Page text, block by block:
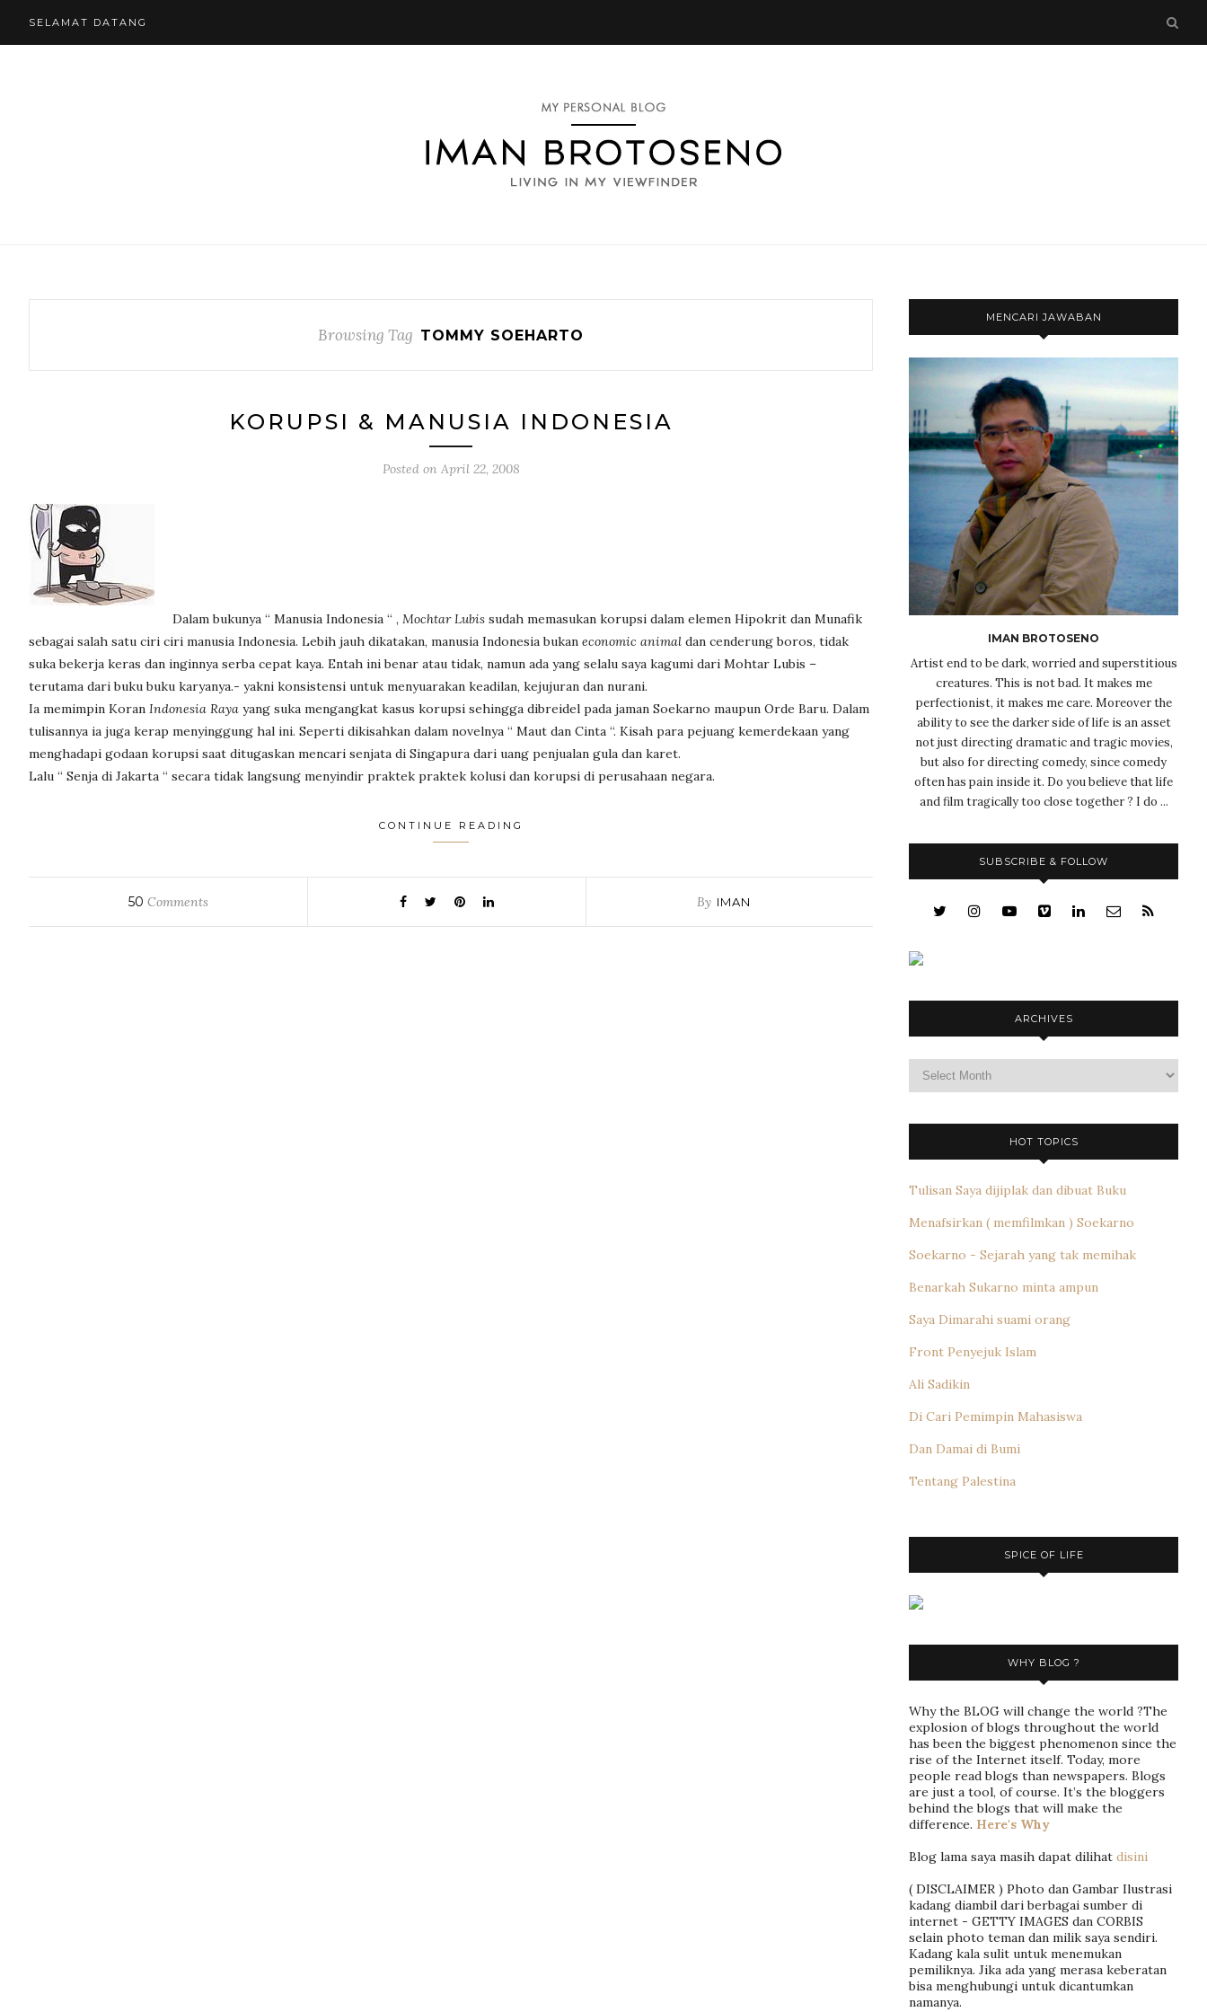
SELAMAT DATANG
Browsing Tag TOMMY SOEHARTO
KORUPSI & MANUSIA INDONESIA
Posted on April 22, 2008
Dalam bukunya “ Manusia Indonesia “ , Mochtar Lubis sudah memasukan korupsi dalam elemen Hipokrit dan Munafik
sebagai salah satu ciri ciri manusia Indonesia. Lebih jauh dikatakan, manusia Indonesia bukan economic animal dan cenderung boros, tidak
suka bekerja keras dan inginnya serba cepat kaya. Entah ini benar atau tidak, namun ada yang selalu saya kagumi dari Mohtar Lubis –
terutama dari buku buku karyanya.- yakni konsistensi untuk menyuarakan keadilan, kejujuran dan nurani.
Ia memimpin Koran Indonesia Raya yang suka mengangkat kasus korupsi sehingga dibreidel pada jaman Soekarno maupun Orde Baru. Dalam
tulisannya ia juga kerap menyinggung hal ini. Seperti dikisahkan dalam novelnya “ Maut dan Cinta “. Kisah para pejuang kemerdekaan yang
menghadapi godaan korupsi saat ditugaskan mencari senjata di Singapura dari uang penjualan gula dan karet.
Lalu “ Senja di Jakarta “ secara tidak langsung menyindir praktek praktek kolusi dan korupsi di perusahaan negara.
CONTINUE READING
50 Comments By IMAN
MENCARI JAWABAN
IMAN BROTOSENO
Artist end to be dark, worried and superstitious
creatures. This is not bad. It makes me
perfectionist, it makes me care. Moreover the
ability to see the darker side of life is an asset
not just directing dramatic and tragic movies,
but also for directing comedy, since comedy
often has pain inside it. Do you believe that life
and film tragically too close together ? I do ...
SUBSCRIBE & FOLLOW
ARCHIVES
HOT TOPICS
Tulisan Saya dijiplak dan dibuat Buku
Menafsirkan ( memfilmkan ) Soekarno
Soekarno - Sejarah yang tak memihak
Benarkah Sukarno minta ampun
Saya Dimarahi suami orang
Front Penyejuk Islam
Ali Sadikin
Di Cari Pemimpin Mahasiswa
Dan Damai di Bumi
Tentang Palestina
SPICE OF LIFE
WHY BLOG ?
Why the BLOG will change the world ?The
explosion of blogs throughout the world
has been the biggest phenomenon since the
rise of the Internet itself. Today, more
people read blogs than newspapers. Blogs
are just a tool, of course. It’s the bloggers
behind the blogs that will make the
difference. Here's Why
Blog lama saya masih dapat dilihat disini
( DISCLAIMER ) Photo dan Gambar Ilustrasi
kadang diambil dari berbagai sumber di
internet - GETTY IMAGES dan CORBIS
selain photo teman dan milik saya sendiri.
Kadang kala sulit untuk menemukan
pemiliknya. Jika ada yang merasa keberatan
bisa menghubungi untuk dicantumkan
namanya.